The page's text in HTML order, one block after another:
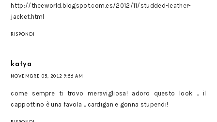
http://theeworld.blogspot.com.es/2012/11/studded-leather-
jacket.html
RISPONDI
katya
NOVEMBRE 05, 2012 9:56 AM
come sempre ti trovo meravigliosa! adoro questo look .. il
cappottino è una favola .. cardigan e gonna stupendi!